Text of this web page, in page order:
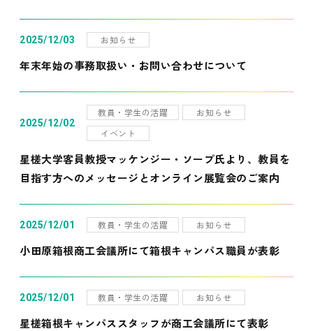
2025/12/03 お知らせ
年末年始の事務取扱い・お問い合わせについて
2025/12/02
教員・学生の活躍
お知らせ
イベント
星槎大学客員教授マッケンジー・ソープ氏より、教員を
目指す方へのメッセージとオンライン展覧会のご案内
2025/12/01 教員・学生の活躍 お知らせ
小田原箱根商工会議所にて箱根キャンパス職員が表彰
2025/12/01 教員・学生の活躍 お知らせ
星槎箱根キャンパススタッフが商工会議所にて表彰